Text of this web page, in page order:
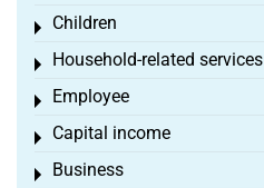
Children
Toggle menu
Household-related services
Toggle menu
Employee
Toggle menu
Capital income
Toggle menu
Business
Toggle menu